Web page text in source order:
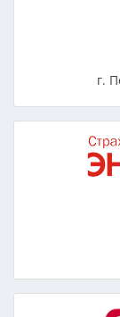
г.